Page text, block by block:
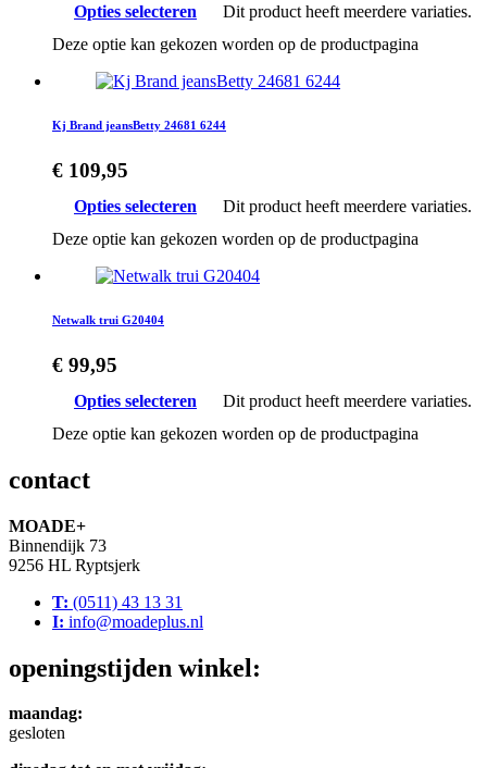
Opties selecteren
Dit product heeft meerdere variaties.
Deze optie kan gekozen worden op de productpagina
Kj Brand jeansBetty 24681 6244
€ 109,95
Opties selecteren
Dit product heeft meerdere variaties.
Deze optie kan gekozen worden op de productpagina
Netwalk trui G20404
€ 99,95
Opties selecteren
Dit product heeft meerdere variaties.
Deze optie kan gekozen worden op de productpagina
contact
MOADE+
Binnendijk 73
9256 HL Ryptsjerk
T: (0511) 43 13 31
I: info@moadeplus.nl
openingstijden winkel:
maandag:
gesloten